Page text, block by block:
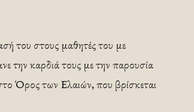
του στους μαθητές του με
την καρδιά τους με την παρουσία
Όρος των Ελαιών, που βρίσκεται